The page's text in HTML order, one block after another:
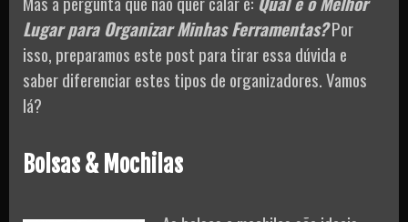
Lugar para Organizar Minhas Ferramentas?Por
isso, preparamos este post para tirar essa dúvida e
saber diferenciar estes tipos de organizadores. Vamos
lá?
Bolsas & Mochilas